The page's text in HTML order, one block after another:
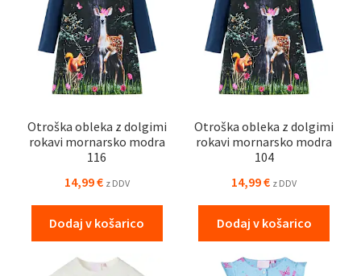
Otroška obleka z dolgimi
rokavi mornarsko modra
116
14,99€ z DDV
Dodaj v košarico
Otroška obleka z dolgimi
rokavi mornarsko modra
104
14,99€ z DDV
Dodaj v košarico